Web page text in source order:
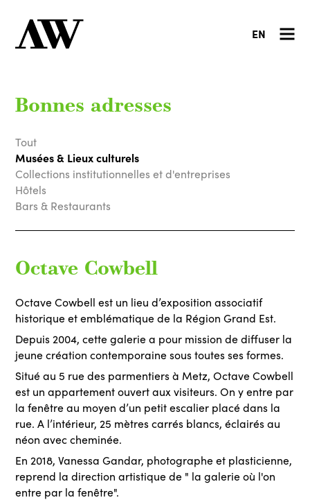
EN
Bonnes adresses
Tout
Musées & Lieux culturels
Collections institutionnelles et d'entreprises
Hôtels
Bars & Restaurants
Octave Cowbell
Octave Cowbell est un lieu d’exposition associatif
historique et emblématique de la Région Grand Est.
Depuis 2004, cette galerie a pour mission de diffuser la
jeune création contemporaine sous toutes ses formes.
Situé au 5 rue des parmentiers à Metz, Octave Cowbell
est un appartement ouvert aux visiteurs. On y entre par
la fenêtre au moyen d’un petit escalier placé dans la
rue. A l’intérieur, 25 mètres carrés blancs, éclairés au
néon avec cheminée.
En 2018, Vanessa Gandar, photographe et plasticienne,
reprend la direction artistique de " la galerie où l'on
entre par la fenêtre".